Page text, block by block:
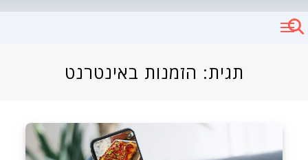
תגית: הזמנות באינטרנט